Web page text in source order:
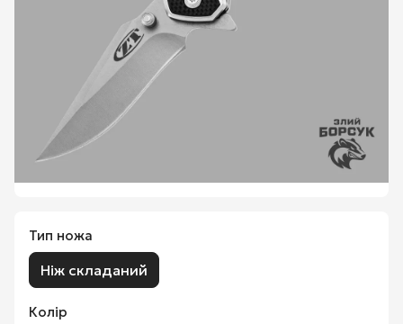
Тип ножа
Ніж складаний
Колір